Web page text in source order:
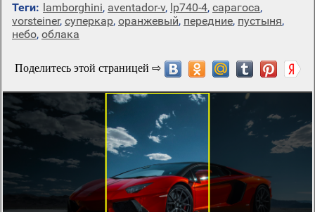
Теги: lamborghini, aventador-v, lp740-4, сарагоса,
vorsteiner, суперкар, оранжевый, передние, пустыня,
небо, облака